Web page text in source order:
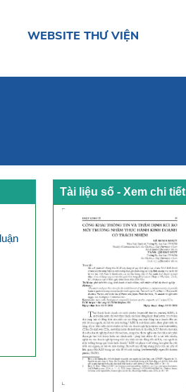
WEBSITE THƯ VIỆN
Tài liệu số - Xem chi tiết